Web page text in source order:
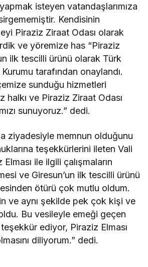
isteyen vatandaşlarımıza
Kendisinin
Piraziz Ziraat Odası olarak
ve yöremize has “Piraziz
ilk tescilli ürünü olarak Türk
tarafından onaylandı.
sunduğu hizmetleri
halkı ve Piraziz Ziraat Odası
sunuyoruz.” dedi.
ziyadesiyle memnun olduğunu
teşekkürlerini ileten Vali
ile ilgili çalışmaların
ve Giresun’un ilk tescilli ürünü
ötürü çok mutlu oldum.
ve aynı şekilde pek çok kişi ve
Bu vesileyle emeği geçen
ediyor, Piraziz Elması
diliyorum.” dedi.​